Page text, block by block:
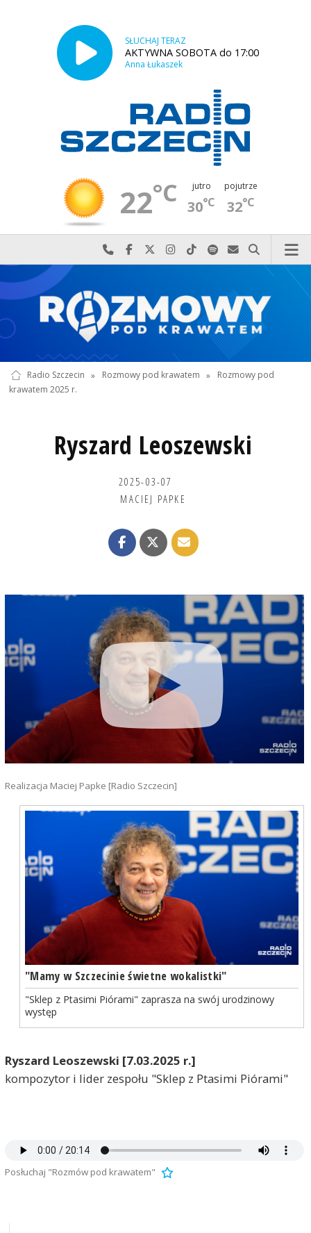
SŁUCHAJ TERAZ
AKTYWNA SOBOTA do 17:00
Anna Łukaszek
22°C jutro
30°C
pojutrze
32°C
Najlepiej po prostu do nas zadzwoń
Odwiedź nas na Facebook-u
Odwiedź nas na X
Odwiedź nas na Instagram-ie
Odwiedź nas na TikTok-u
Szukaj nas na Spotify
Wyślij do nas
Szukaj
Radio Szczecin » Rozmowy pod krawatem »
Rozmowy pod
krawatem 2025 r.
Ryszard Leoszewski
2025-03-07
MACIEJ PAPKE
Realizacja Maciej Papke [Radio Szczecin]
"Mamy w Szczecinie świetne wokalistki"
"Sklep z Ptasimi Piórami" zaprasza na swój urodzinowy
występ
Ryszard Leoszewski [7.03.2025 r.]
kompozytor i lider zespołu "Sklep z Ptasimi Piórami"
Posłuchaj "Rozmów pod krawatem"